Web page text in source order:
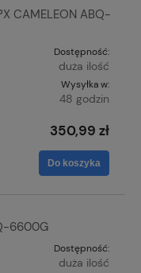
CAMELEON ABQ-
Dostępność:
duża ilość
Wysyłka w:
48 godzin
350,99 zł
Do koszyka
6600G
Dostępność:
duża ilość